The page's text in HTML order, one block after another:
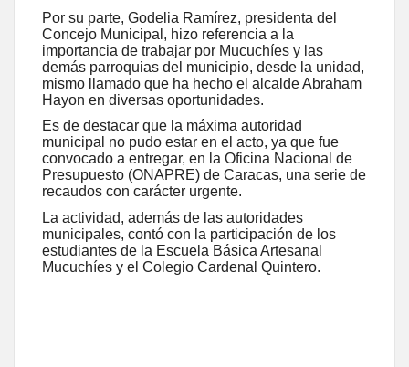
Por su parte, Godelia Ramírez, presidenta del
Concejo Municipal, hizo referencia a la
importancia de trabajar por Mucuchíes y las
demás parroquias del municipio, desde la unidad,
mismo llamado que ha hecho el alcalde Abraham
Hayon en diversas oportunidades.
Es de destacar que la máxima autoridad
municipal no pudo estar en el acto, ya que fue
convocado a entregar, en la Oficina Nacional de
Presupuesto (ONAPRE) de Caracas, una serie de
recaudos con carácter urgente.
La actividad, además de las autoridades
municipales, contó con la participación de los
estudiantes de la Escuela Básica Artesanal
Mucuchíes y el Colegio Cardenal Quintero.